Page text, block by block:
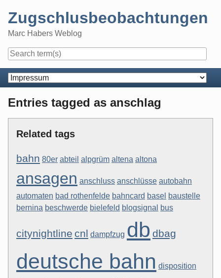
content
Zugschlusbeobachtungen
Marc Habers Weblog
Navigation
Entries tagged as anschlag
Related tags
bahn 80er abteil alpgrüm altena altona
ansagen anschluss anschlüsse autobahn
automaten bad rothenfelde bahncard basel baustelle
bernina beschwerde bielefeld blogsignal bus
citynightline cnl dampfzug db dbag
deutsche bahn disposition